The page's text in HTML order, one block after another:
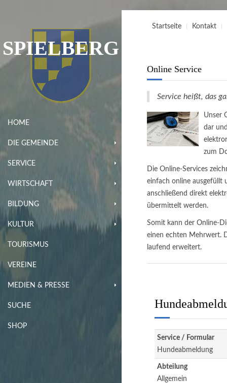
SPIELBERG
HOME
DIE GEMEINDE
SERVICE
WIRTSCHAFT
BILDUNG
KULTUR
TOURISMUS
VEREINE
MEDIEN & PRESSE
SUCHE
SHOP
Startseite Kontakt
Online Service
Service heißt, das
Unser
dar
zum
Die Online-Services
einfach online ausgefüllt
anschließend direkt
übermittelt werden.
Somit kann der Online-
einen echten Mehrwert.
laufend erweitert.
Service / Formular
Hundeabmeldung
Abteilung
Allgemein